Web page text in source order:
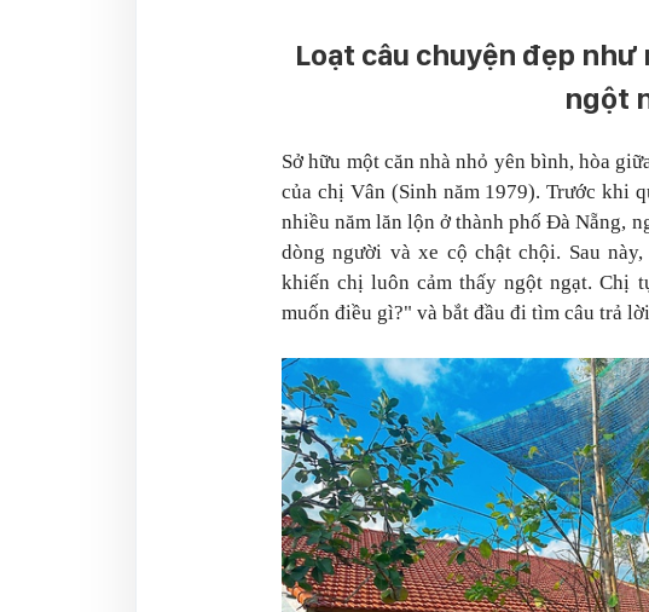
Loạt câu chuyện đẹp
ngột
Sở hữu một căn nhà nhỏ yên bình, hòa
của chị Vân (Sinh năm 1979). Trước khi
nhiều năm lăn lộn ở thành phố Đà Nẵng,
dòng người và xe cộ chật chội. Sau
khiến chị luôn cảm thấy ngột ngạt. Chị
muốn điều gì?" và bắt đầu đi tìm câu trả